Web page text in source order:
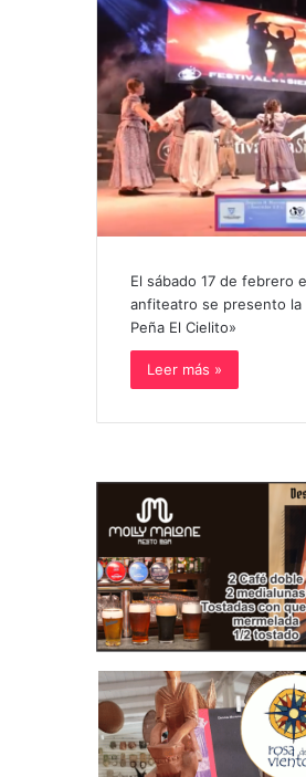
El sábado 17 de febrero
anfiteatro se presento la
Peña El Cielito»
Leer más »